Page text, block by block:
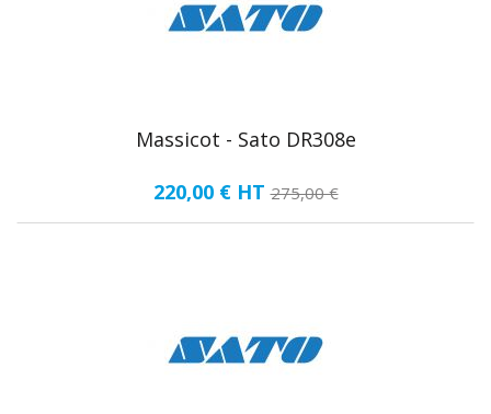
Massicot - Sato DR308e
220,00 € HT 275,00 €